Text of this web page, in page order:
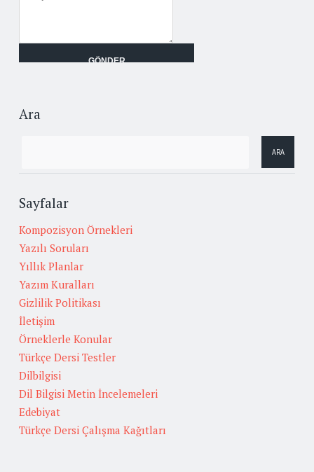
Ara
Sayfalar
Kompozisyon Örnekleri
Yazılı Soruları
Yıllık Planlar
Yazım Kuralları
Gizlilik Politikası
İletişim
Örneklerle Konular
Türkçe Dersi Testler
Dilbilgisi
Dil Bilgisi Metin İncelemeleri
Edebiyat
Türkçe Dersi Çalışma Kağıtları